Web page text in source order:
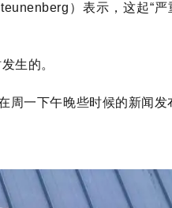
）表示，这起“严
生的。
一下午晚些时候的新闻发